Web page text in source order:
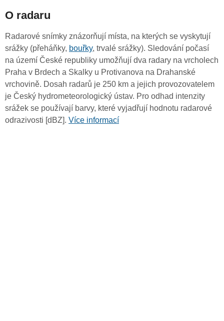
O radaru
Radarové snímky znázorňují místa, na kterých se vyskytují
srážky (přeháňky, bouřky, trvalé srážky). Sledování počasí
na území České republiky umožňují dva radary na vrcholech
Praha v Brdech a Skalky u Protivanova na Drahanské
vrchovině. Dosah radarů je 250 km a jejich provozovatelem
je Český hydrometeorologický ústav. Pro odhad intenzity
srážek se používají barvy, které vyjadřují hodnotu radarové
odrazivosti [dBZ]. Více informací